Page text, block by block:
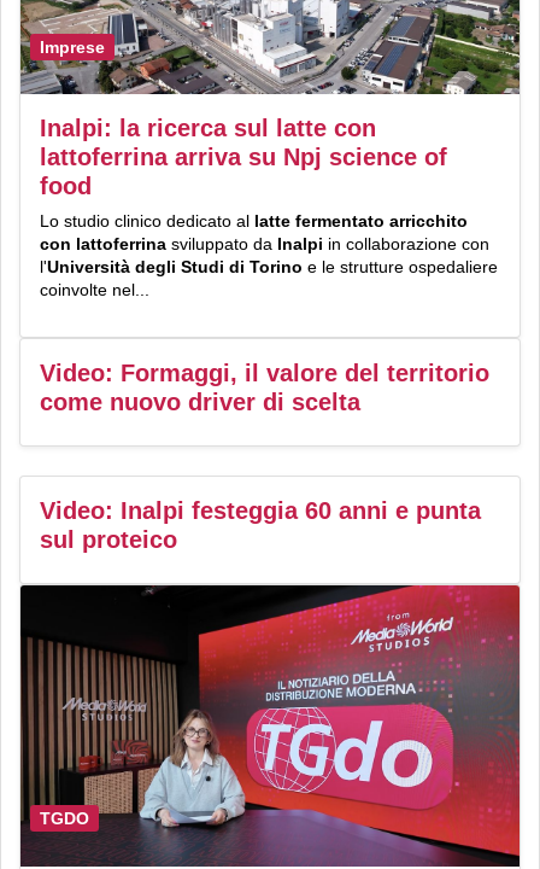
Imprese
Inalpi: la ricerca sul latte con
lattoferrina arriva su Npj science of
food
Lo studio clinico dedicato al latte fermentato arricchito
con lattoferrina sviluppato da Inalpi in collaborazione con
l'Università degli Studi di Torino e le strutture ospedaliere
coinvolte nel...
Video: Formaggi, il valore del territorio
come nuovo driver di scelta
Video: Inalpi festeggia 60 anni e punta
sul proteico
TGDO